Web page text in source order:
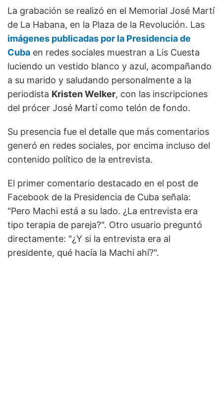
La grabación se realizó en el Memorial José Martí
de La Habana, en la Plaza de la Revolución. Las
imágenes publicadas por la Presidencia de
Cuba en redes sociales muestran a Lis Cuesta
luciendo un vestido blanco y azul, acompañando
a su marido y saludando personalmente a la
periodista Kristen Welker, con las inscripciones
del prócer José Martí como telón de fondo.
Su presencia fue el detalle que más comentarios
generó en redes sociales, por encima incluso del
contenido político de la entrevista.
El primer comentario destacado en el post de
Facebook de la Presidencia de Cuba señala:
"Pero Machi está a su lado. ¿La entrevista era
tipo terapia de pareja?". Otro usuario preguntó
directamente: "¿Y si la entrevista era al
presidente, qué hacía la Machi ahí?".